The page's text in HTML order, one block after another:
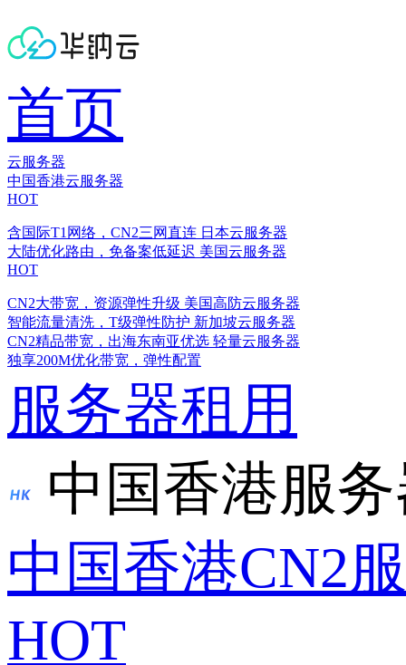
首页
云服务器
中国香港云服务器
HOT
含国际T1网络，CN2三网直连 日本云服务器
大陆优化路由，免备案低延迟 美国云服务器
HOT
CN2大带宽，资源弹性升级 美国高防云服务器
智能流量清洗，T级弹性防护 新加坡云服务器
CN2精品带宽，出海东南亚优选 轻量云服务器
独享200M优化带宽，弹性配置
服务器租用
中国香港服
中国香港CN2
HOT